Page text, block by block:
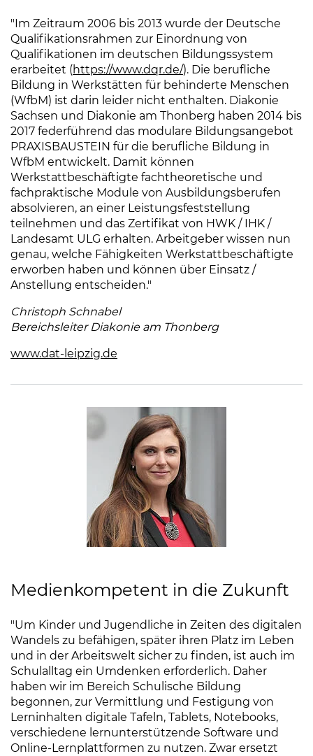
"Im Zeitraum 2006 bis 2013 wurde der Deutsche
Qualifikationsrahmen zur Einordnung von
Qualifikationen im deutschen Bildungssystem
erarbeitet (https://www.dqr.de/(Link öffnet einen
). Die berufliche
Bildung in Werkstätten für behinderte Menschen
(WfbM) ist darin leider nicht enthalten. Diakonie
Sachsen und Diakonie am Thonberg haben 2014 bis
2017 federführend das modulare Bildungsangebot
PRAXISBAUSTEIN für die berufliche Bildung in
WfbM entwickelt. Damit können
Werkstattbeschäftigte fachtheoretische und
fachpraktische Module von Ausbildungsberufen
absolvieren, an einer Leistungsfeststellung
teilnehmen und das Zertifikat von HWK / IHK /
Landesamt ULG erhalten. Arbeitgeber wissen nun
genau, welche Fähigkeiten Werkstattbeschäftigte
erworben haben und können über Einsatz /
Anstellung entscheiden."
Christoph Schnabel
Bereichsleiter Diakonie am Thonberg
www.dat-leipzig.de
Medienkompetent in die Zukunft
"Um Kinder und Jugendliche in Zeiten des digitalen
Wandels zu befähigen, später ihren Platz im Leben
und in der Arbeitswelt sicher zu finden, ist auch im
Schulalltag ein Umdenken erforderlich. Daher
haben wir im Bereich Schulische Bildung
begonnen, zur Vermittlung und Festigung von
Lerninhalten digitale Tafeln, Tablets, Notebooks,
verschiedene lernunterstützende Software und
Online-Lernplattformen zu nutzen. Zwar ersetzt